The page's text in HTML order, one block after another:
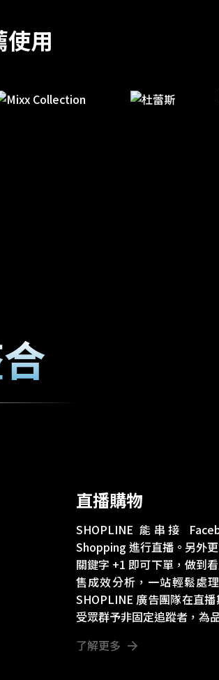
使用
直播購物
SHOPLINE 能串接
Shopping 進行直播。另外
關鍵字 +1 即可下單，做到
售成效分析，一站輕鬆處
SHOPLINE 廣告團隊在直
受眾群予非固定追蹤者，為
了解更多